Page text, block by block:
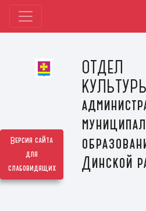
Версия сайта
для
слабовидящих
ОТДЕЛ
КУЛЬТУРЫ
Динской